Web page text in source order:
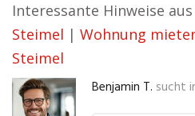
Interessante Hinweise
Steimel | Wohnung
Steimel
Benjamin T. sucht